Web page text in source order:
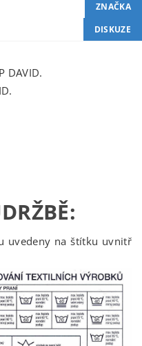
ZNAČKA
DISKUZE
DAVID.
uvedeny na štítku uvnitř